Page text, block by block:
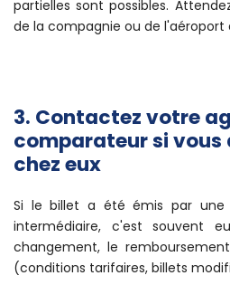
partielles sont possibles.
de la compagnie ou de
3. Contactez votre
comparateur si vous
chez eux
Si le billet a été émis par
intermédiaire, c'est souvent
changement, le
(conditions tarifaires, billets